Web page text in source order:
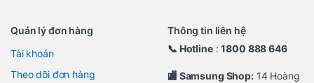
Quản lý đơn hàng
Tài khoản
Theo dõi đơn hàng
Thông tin liên hệ
📞 Hotline:1800 888 646
🏬 Samsung Shop:14 Hoàng